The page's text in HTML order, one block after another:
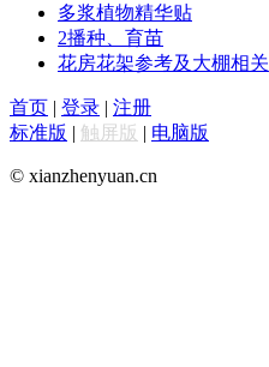
多浆植物精华贴
2播种、育苗
花房花架参考及大棚相关
首页 | 登录 | 注册
标准版 | 触屏版 | 电脑版
© xianzhenyuan.cn